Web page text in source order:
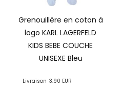
Grenouillère en coton à
logo KARL LAGERFELD
KIDS BEBE COUCHE
UNISEXE Bleu
Livraison 3.90 EUR